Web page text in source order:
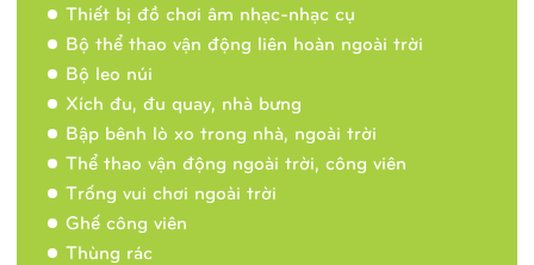
Thiết bị đồ chơi âm nhạc-nhạc cụ
Bộ thể thao vận động liên hoàn ngoài trời
Bộ leo núi
Xích đu, đu quay, nhà bưng
Bập bênh lò xo trong nhà, ngoài trời
Thể thao vận động ngoài trời, công viên
Trống vui chơi ngoài trời
Ghế công viên
Thùng rác